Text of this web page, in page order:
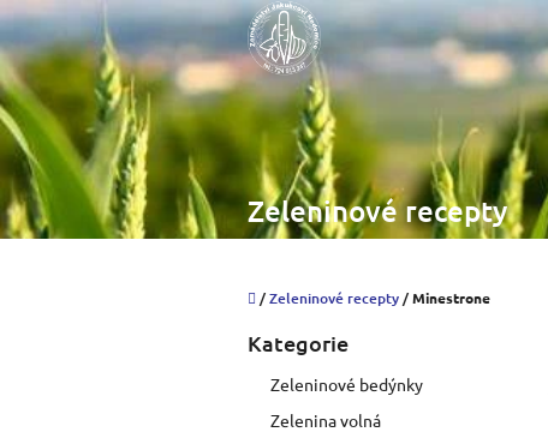
Přejít
na
obsah
Zeleninové recepty
Domů
/Zeleninové recepty/Minestrone
Přeskočit
Kategorie
Zeleninové bedýnky
Zelenina volná